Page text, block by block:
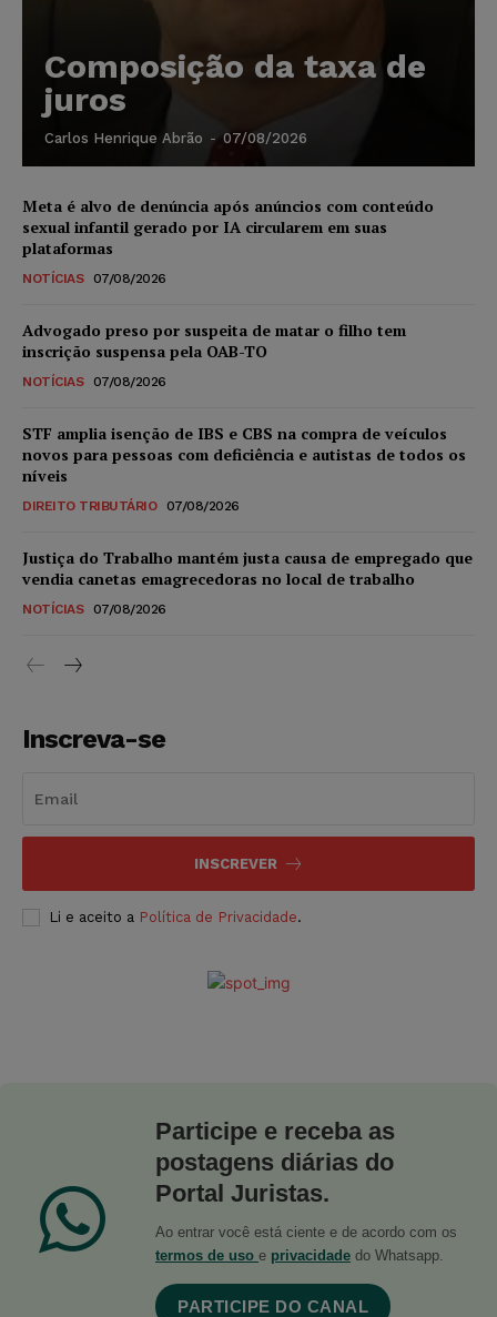
Composição da taxa de
juros
Carlos Henrique Abrão - 07/08/2026
Meta é alvo de denúncia após anúncios com conteúdo
sexual infantil gerado por IA circularem em suas
plataformas
NOTÍCIAS 07/08/2026
Advogado preso por suspeita de matar o filho tem
inscrição suspensa pela OAB-TO
NOTÍCIAS 07/08/2026
STF amplia isenção de IBS e CBS na compra de veículos
novos para pessoas com deficiência e autistas de todos os
níveis
DIREITO TRIBUTÁRIO 07/08/2026
Justiça do Trabalho mantém justa causa de empregado que
vendia canetas emagrecedoras no local de trabalho
NOTÍCIAS 07/08/2026
Inscreva-se
INSCREVER
Li e aceito a Política de Privacidade.
Participe e receba as
postagens diárias do
Portal Juristas.
Ao entrar você está ciente e de acordo com os
termos de uso e privacidade do Whatsapp.
PARTICIPE DO CANAL